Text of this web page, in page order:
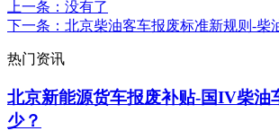
上一条 ：没有了
下一条 ：北京柴油客车报废标准新规则-柴
热门资讯
北京新能源货车报废补贴-国IV柴油
少？